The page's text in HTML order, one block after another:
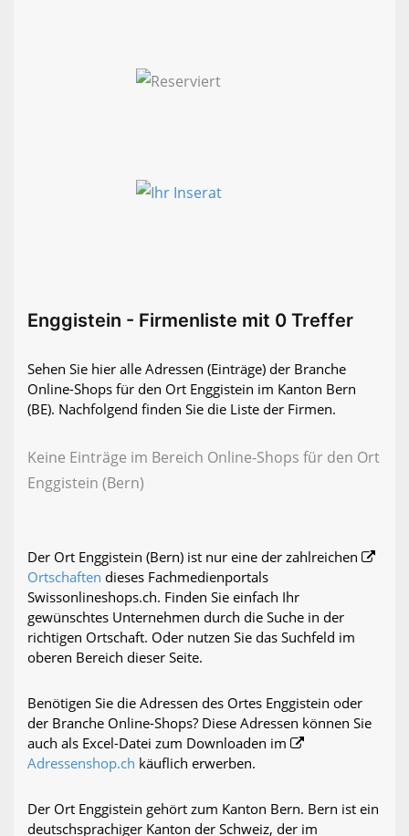
Enggistein - Firmenliste mit 0 Treffer
Sehen Sie hier alle Adressen (Einträge) der Branche
Online-Shops für den Ort Enggistein im Kanton Bern
(BE). Nachfolgend finden Sie die Liste der Firmen.
Keine Einträge im Bereich Online-Shops für den Ort
Enggistein (Bern)
Der Ort Enggistein (Bern) ist nur eine der zahlreichen
Ortschaften dieses Fachmedienportals
Swissonlineshops.ch. Finden Sie einfach Ihr
gewünschtes Unternehmen durch die Suche in der
richtigen Ortschaft. Oder nutzen Sie das Suchfeld im
oberen Bereich dieser Seite.
Benötigen Sie die Adressen des Ortes Enggistein oder
der Branche Online-Shops? Diese Adressen können Sie
auch als Excel-Datei zum Downloaden im
Adressenshop.ch käuflich erwerben.
Der Ort Enggistein gehört zum Kanton Bern. Bern ist ein
deutschsprachiger Kanton der Schweiz, der im